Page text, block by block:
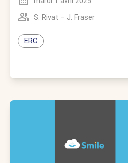
S. Rivat – J. Fraser
ERC